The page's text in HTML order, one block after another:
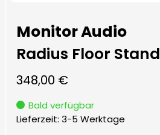
Monitor Audio
Radius Floor Stand
348,00 €
Bald verfügbar
Lieferzeit: 3-5 Werktage